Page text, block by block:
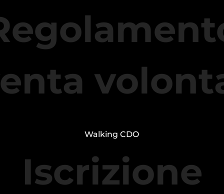
Walking CDO
Iscrizione